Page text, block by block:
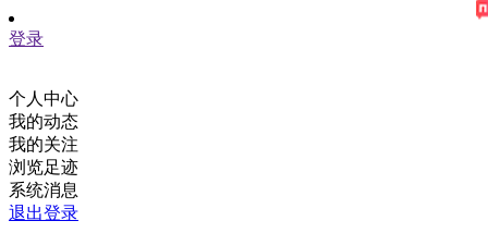
登录
个人中心
我的动态
我的关注
浏览足迹
系统消息
退出登录